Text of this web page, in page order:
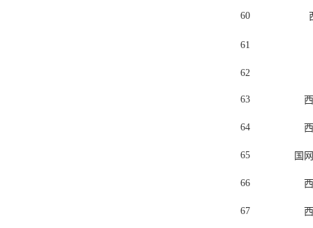
60
61
62
63
64
65 国
66
67